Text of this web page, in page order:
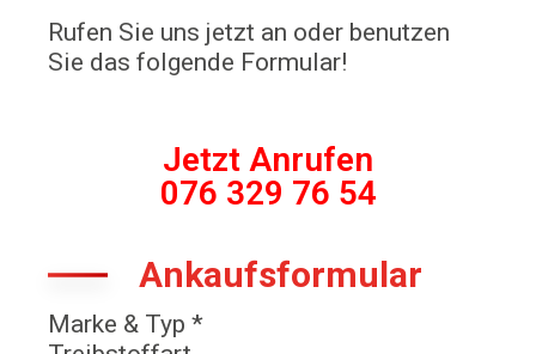
Rufen Sie uns jetzt an oder benutzen
Sie das folgende Formular!
Jetzt Anrufen
076 329 76 54
Ankaufsformular